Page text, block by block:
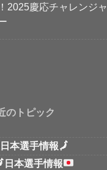
2025慶応チャレンジ
トピック
日本選手情報🗾
日本選手情報